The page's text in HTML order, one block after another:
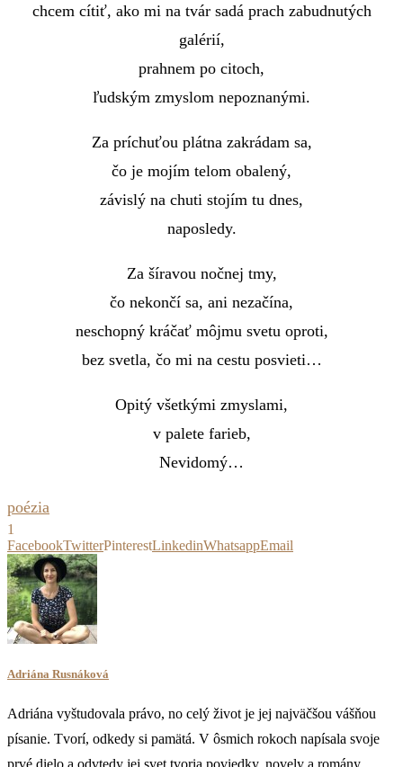
chcem cítiť, ako mi na tvár sadá prach zabudnutých
galérií,
prahnem po citoch,
ľudským zmyslom nepoznanými.
Za príchuťou plátna zakrádam sa,
čo je mojím telom obalený,
závislý na chuti stojím tu dnes,
naposledy.
Za šíravou nočnej tmy,
čo nekončí sa, ani nezačína,
neschopný kráčať môjmu svetu oproti,
bez svetla, čo mi na cestu posvieti…
Opitý všetkými zmyslami,
v palete farieb,
Nevidomý…
poézia
1
FacebookTwitterPinterestLinkedinWhatsappEmail
Adriána Rusnáková
Adriána vyštudovala právo, no celý život je jej najväčšou vášňou
písanie. Tvorí, odkedy si pamätá. V ôsmich rokoch napísala svoje
prvé dielo a odvtedy jej svet tvoria poviedky, novely a romány.